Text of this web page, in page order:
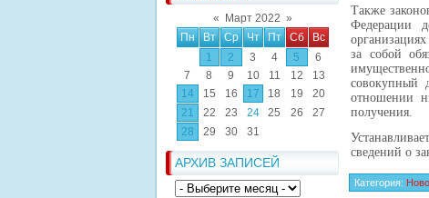
« Март 2022 »
Пн
Вт Ср Чт Пт Сб
Вс
1
2 3 4 5
6
7
8 9 10 11 12
13
14
15 16 17 18 19
20
21
22 23 24 25 26
27
28
29 30 31
АРХИВ ЗАПИСЕЙ
Также
Федерации
за собой
совокупный
отношении
получения.
сведений о
Категория: